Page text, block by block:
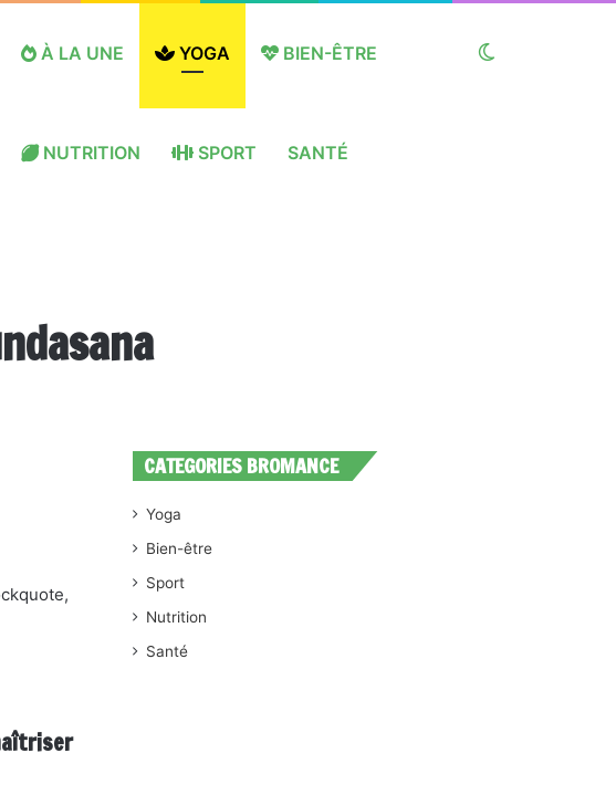
À LA UNE YOGA BIEN-ÊTRE
NUTRITION SPORT SANTÉ
CATEGORIES BROMANCE
Yoga
Bien-être
Sport
Nutrition
Santé